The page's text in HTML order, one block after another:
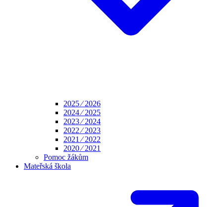
2025 ⁄ 2026
2024 ⁄ 2025
2023 ⁄ 2024
2022 ⁄ 2023
2021 ⁄ 2022
2020 ⁄ 2021
Pomoc žákům
Mateřská škola